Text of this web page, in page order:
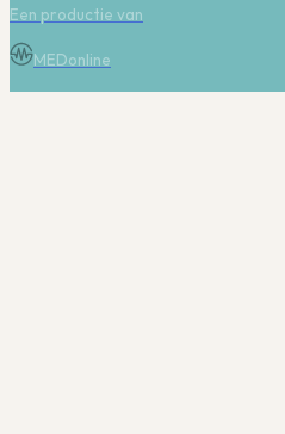
Een productie van
MEDonline